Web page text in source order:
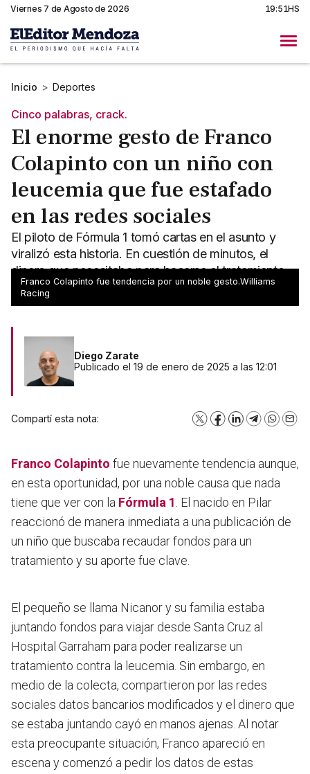
Viernes 7 de Agosto de 2026 19:51HS
Inicio > Deportes
Cinco palabras, crack.
El enorme gesto de Franco
Colapinto con un niño con
leucemia que fue estafado
en las redes sociales
El piloto de Fórmula 1 tomó cartas en el asunto y
viralizó esta historia. En cuestión de minutos, el
dinero que necesitaba para hacerse el tratamiento
fue reunido.
Franco Colapinto fue tendencia por un noble gesto.Williams
Racing
Diego Zarate
Publicado el 19 de enero de 2025 a las 12:01
Compartí esta nota: X Facebook
LinkedInTelegram
Franco Colapinto fue nuevamente tendencia aunque,
en esta oportunidad, por una noble causa que nada
tiene que ver con la Fórmula 1 . El nacido en Pilar
reaccionó de manera inmediata a una publicación de
un niño que buscaba recaudar fondos para un
tratamiento y su aporte fue clave.
El pequeño se llama Nicanor y su familia estaba
juntando fondos para viajar desde Santa Cruz al
Hospital Garraham para poder realizarse un
tratamiento contra la leucemia. Sin embargo, en
medio de la colecta, compartieron por las redes
sociales datos bancarios modificados y el dinero que
se estaba juntando cayó en manos ajenas. Al notar
esta preocupante situación, Franco apareció en
escena y comenzó a pedir los datos de estas